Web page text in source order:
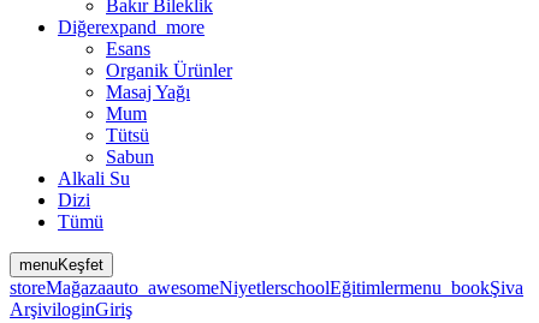
Bakır Bileklik
Diğerexpand_more
Esans
Organik Ürünler
Masaj Yağı
Mum
Tütsü
Sabun
Alkali Su
Dizi
Tümü
menuKeşfet
storeMağazaauto_awesomeNiyetlerschoolEğitimlermenu_bookŞiva
ArşiviloginGiriş